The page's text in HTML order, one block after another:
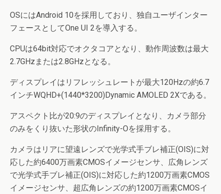
OSにはAndroid 10を採用しており、独自ユーザインター
フェースとしてOne UI 2を導入する。
CPUは64bit対応でオクタコアとなり、動作周波数は最大
2.7GHzまたは2.8GHzとなる。
ディスプレイはリフレッシュレートが最大120Hzの約6.7
インチWQHD+(1440*3200)Dynamic AMOLED 2Xである。
アスペクト比が20:9のディスプレイとなり、カメラ部分
のみをくり抜いた形状のInfinity-Oを採用する。
カメラはリアに望遠レンズで光学式手ブレ補正(OIS)に対
応した約6400万画素CMOSイメージセンサ、広角レンズ
で光学式手ブレ補正(OIS)に対応した約1200万画素CMOS
イメージセンサ、超広角レンズの約1200万画素CMOSイ